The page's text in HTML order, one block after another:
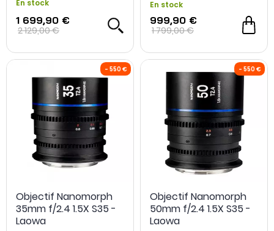
En stock
1 699,90 €
2 129,00 €
En stock
999,90 €
1 799,00 €
Objectif Nanomorph
35mm f/2.4 1.5X S35 -
Laowa
Objectif Nanomorph
50mm f/2.4 1.5X S35 -
Laowa